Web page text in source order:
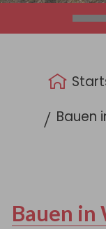
Bauen
Bauen in